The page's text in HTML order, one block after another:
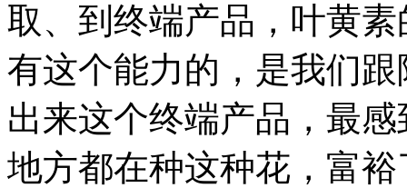
取、到终端产品，叶黄
有这个能力的，是我们
出来这个终端产品，最
地方都在种这种花，富